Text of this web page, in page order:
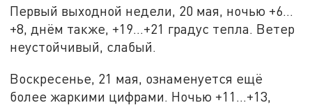
Первый выходной недели, 20 мая, ночью +6…
+8, днём также, +19…+21 градус тепла. Ветер
неустойчивый, слабый.
Воскресенье, 21 мая, ознаменуется ещё
более жаркими цифрами. Ночью +11…+13,